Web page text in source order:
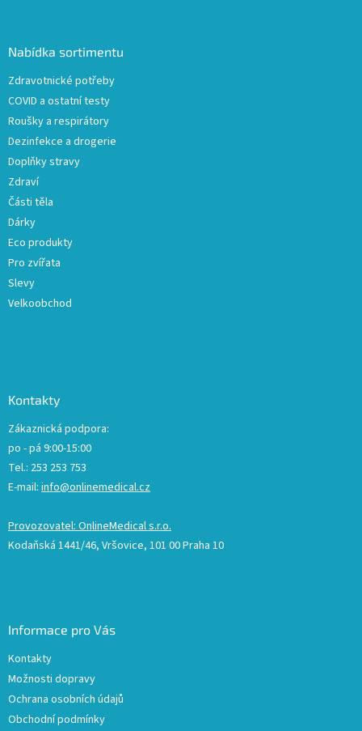
Nabídka sortimentu
Zdravotnické potřeby
COVID a ostatní testy
Roušky a respirátory
Dezinfekce a drogerie
Doplňky stravy
Zdraví
Části těla
Dárky
Eco produkty
Pro zvířata
Slevy
Velkoobchod
Kontakty
Zákaznická podpora:
po - pá 9:00-15:00
Tel.: 253 253 753
E-mail: info@onlinemedical.cz
Provozovatel: OnlineMedical s.r.o.
Kodaňská 1441/46, Vršovice, 101 00 Praha 10
Informace pro Vás
Kontakty
Možnosti dopravy
Ochrana osobních údajů
Obchodní podmínky